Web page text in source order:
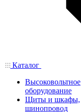
Каталог
Высоковольтное
оборудование
Щиты и шкафы,
шинопровод